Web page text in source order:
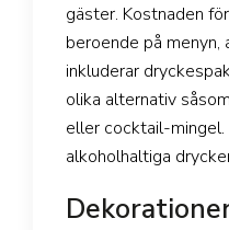
gäster. Kostnaden
beroende på
inkluderar
olika alternativ
eller cocktail-mingel.
alkoholhaltiga